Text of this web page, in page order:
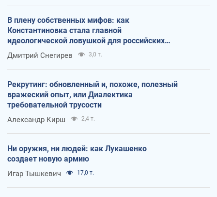
В плену собственных мифов: как
Константиновка стала главной
идеологической ловушкой для российских
оккупантов
Дмитрий Снегирев 3,0 т.
Рекрутинг: обновленный и, похоже, полезный
вражеский опыт, или Диалектика
требовательной трусости
Александр Кирш 2,4 т.
Ни оружия, ни людей: как Лукашенко
создает новую армию
Игар Тышкевич 17,0 т.